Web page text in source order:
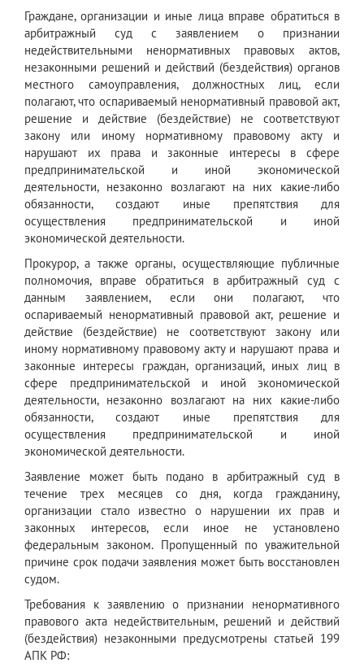
Граждане, организации и иные лица вправе обратиться в
арбитражный суд с заявлением о признании
недействительными ненормативных правовых актов,
незаконными решений и действий (бездействия) органов
местного самоуправления, должностных лиц, если
полагают, что оспариваемый ненормативный правовой акт,
решение и действие (бездействие) не соответствуют
закону или иному нормативному правовому акту и
нарушают их права и законные интересы в сфере
предпринимательской и иной экономической
деятельности, незаконно возлагают на них какие-либо
обязанности, создают иные препятствия для
осуществления предпринимательской и иной
экономической деятельности.
Прокурор, а также органы, осуществляющие публичные
полномочия, вправе обратиться в арбитражный суд с
данным заявлением, если они полагают, что
оспариваемый ненормативный правовой акт, решение и
действие (бездействие) не соответствуют закону или
иному нормативному правовому акту и нарушают права и
законные интересы граждан, организаций, иных лиц в
сфере предпринимательской и иной экономической
деятельности, незаконно возлагают на них какие-либо
обязанности, создают иные препятствия для
осуществления предпринимательской и иной
экономической деятельности.
Заявление может быть подано в арбитражный суд в
течение трех месяцев со дня, когда гражданину,
организации стало известно о нарушении их прав и
законных интересов, если иное не установлено
федеральным законом. Пропущенный по уважительной
причине срок подачи заявления может быть восстановлен
судом.
Требования к заявлению о признании ненормативного
правового акта недействительным, решений и действий
(бездействия) незаконными предусмотрены статьей 199
АПК РФ: